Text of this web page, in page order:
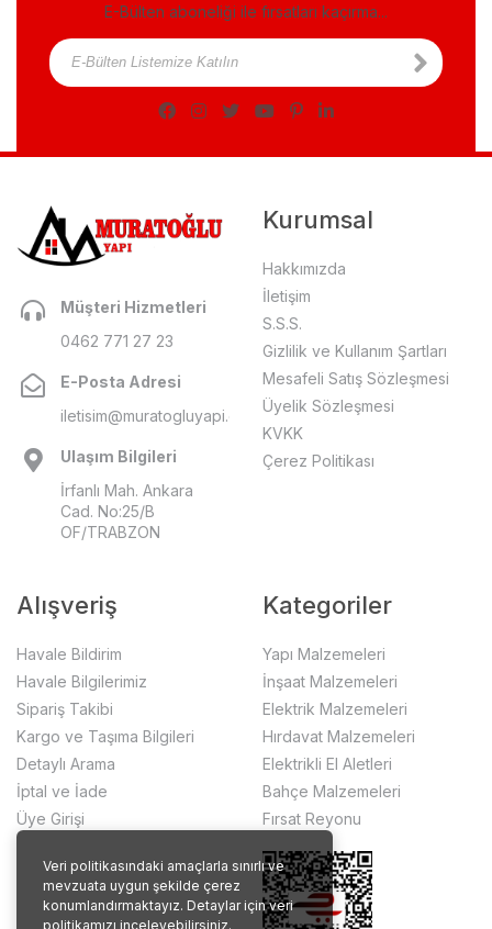
Veri politikasındaki amaçlarla sınırlı ve
mevzuata uygun şekilde çerez
konumlandırmaktayız. Detaylar için veri
politikamızı inceleyebilirsiniz.
E-Bülten aboneliği ile fırsatları kaçırma...
Müşteri Hizmetleri
0462 771 27 23
E-Posta Adresi
iletisim@muratogluyapi.com
Ulaşım Bilgileri
İrfanlı Mah. Ankara
Cad. No:25/B
OF/TRABZON
Kurumsal
Hakkımızda
İletişim
S.S.S.
Gizlilik ve Kullanım Şartları
Mesafeli Satış Sözleşmesi
Üyelik Sözleşmesi
KVKK
Çerez Politikası
Alışveriş
Havale Bildirim
Havale Bilgilerimiz
Sipariş Takibi
Kargo ve Taşıma Bilgileri
Detaylı Arama
İptal ve İade
Üye Girişi
Kategoriler
Yapı Malzemeleri
İnşaat Malzemeleri
Elektrik Malzemeleri
Hırdavat Malzemeleri
Elektrikli El Aletleri
Bahçe Malzemeleri
Fırsat Reyonu